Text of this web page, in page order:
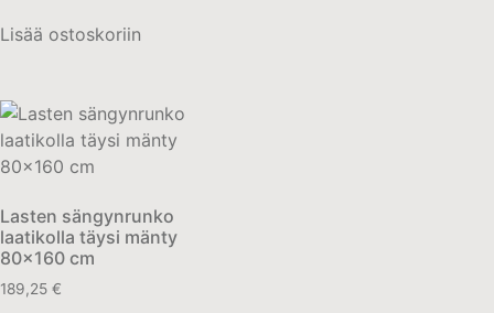
Lisää ostoskoriin
Lasten sängynrunko
laatikolla täysi mänty
80×160 cm
189,25 €